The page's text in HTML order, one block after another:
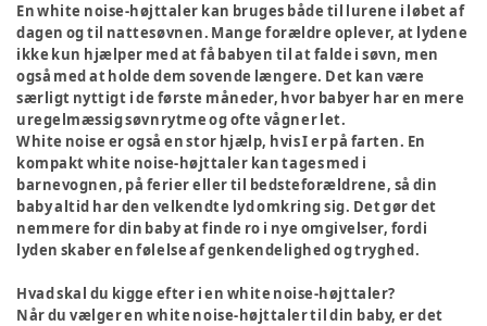
En white noise-højttaler kan bruges både til lurene i løbet af
dagen og til nattesøvnen. Mange forældre oplever, at lydene
ikke kun hjælper med at få babyen til at falde i søvn, men
også med at holde dem sovende længere. Det kan være
særligt nyttigt i de første måneder, hvor babyer har en mere
uregelmæssig søvnrytme og ofte vågner let.
White noise er også en stor hjælp, hvis I er på farten. En
kompakt white noise-højttaler kan tages med i
barnevognen, på ferier eller til bedsteforældrene, så din
baby altid har den velkendte lyd omkring sig. Det gør det
nemmere for din baby at finde ro i nye omgivelser, fordi
lyden skaber en følelse af genkendelighed og tryghed.
Hvad skal du kigge efter i en white noise-højttaler?
Når du vælger en white noise-højttaler til din baby, er det